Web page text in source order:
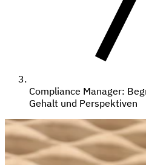
Compliance Manager:
Gehalt und Perspektiven